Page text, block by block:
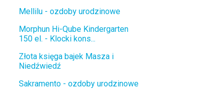
Mellilu - ozdoby urodzinowe
Morphun Hi-Qube Kindergarten
150 el. - Klocki kons...
Złota księga bajek Masza i
Niedźwiedź
Sakramento - ozdoby urodzinowe